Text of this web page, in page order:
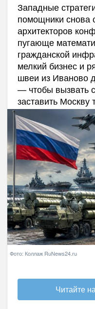
Западные
помощники снова
архитекторов
пугающе
гражданской
мелкий бизнес и
швеи из Иваново
— чтобы вызвать
заставить Москву
Фото: Коллаж RuNews24.ru
Читайте